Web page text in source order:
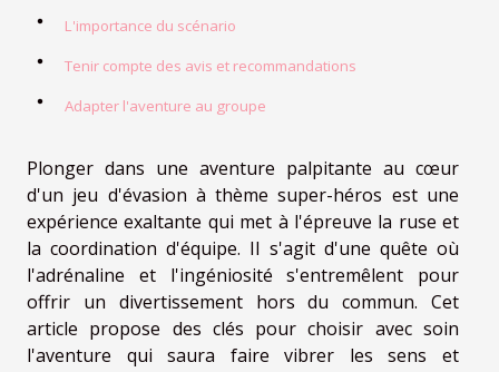
L'importance du scénario
Tenir compte des avis et recommandations
Adapter l'aventure au groupe
Plonger dans une aventure palpitante au cœur
d'un jeu d'évasion à thème super-héros est une
expérience exaltante qui met à l'épreuve la ruse et
la coordination d'équipe. Il s'agit d'une quête où
l'adrénaline et l'ingéniosité s'entremêlent pour
offrir un divertissement hors du commun. Cet
article propose des clés pour choisir avec soin
l'aventure qui saura faire vibrer les sens et